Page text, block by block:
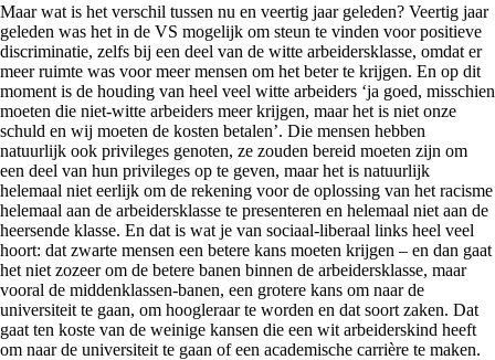
Maar wat is het verschil tussen nu en veertig jaar geleden? Veertig jaar
geleden was het in de VS mogelijk om steun te vinden voor positieve
discriminatie, zelfs bij een deel van de witte arbeidersklasse, omdat er
meer ruimte was voor meer mensen om het beter te krijgen. En op dit
moment is de houding van heel veel witte arbeiders ‘ja goed, misschien
moeten die niet-witte arbeiders meer krijgen, maar het is niet onze
schuld en wij moeten de kosten betalen’. Die mensen hebben
natuurlijk ook privileges genoten, ze zouden bereid moeten zijn om
een deel van hun privileges op te geven, maar het is natuurlijk
helemaal niet eerlijk om de rekening voor de oplossing van het racisme
helemaal aan de arbeidersklasse te presenteren en helemaal niet aan de
heersende klasse. En dat is wat je van sociaal-liberaal links heel veel
hoort: dat zwarte mensen een betere kans moeten krijgen – en dan gaat
het niet zozeer om de betere banen binnen de arbeidersklasse, maar
vooral de middenklassen-banen, een grotere kans om naar de
universiteit te gaan, om hoogleraar te worden en dat soort zaken. Dat
gaat ten koste van de weinige kansen die een wit arbeiderskind heeft
om naar de universiteit te gaan of een academische carrière te maken.